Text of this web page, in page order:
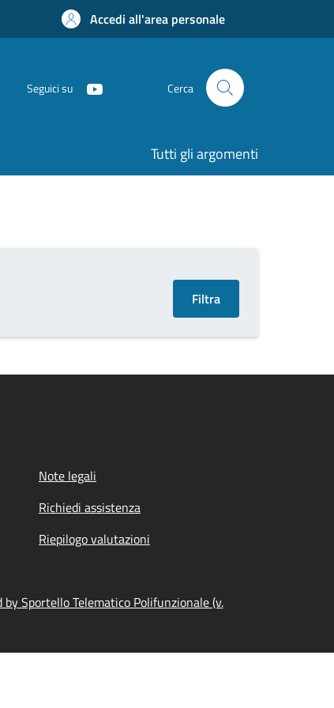
Accedi all'area personale
Seguici su Cerca
Tutti gli argomenti
Note legali
Richiedi assistenza
Riepilogo valutazioni
by Sportello Telematico Polifunzionale (v.